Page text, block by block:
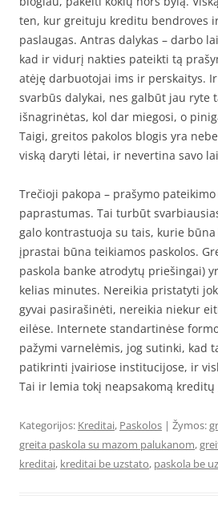
ten, kur greituju kreditu bendroves
paslaugas. Antras dalykas – darbo
kad ir vidurį nakties pateikti tą
atėję darbuotojai ims ir perskaitys.
svarbūs dalykai, nes galbūt jau ryte
išnagrinėtas, kol dar miegosi, o
Taigi, greitos pakolos blogis yra
viską daryti lėtai, ir nevertina savo
Trečioji pakopa – prašymo
paprastumas. Tai turbūt
galo kontrastuoja su tais, kurie
įprastai būna teikiamos paskolos.
paskola banke atrodytų priešingai)
kelias minutes. Nereikia pristatyti
gyvai pasirašinėti, nereikia niekur
eilėse. Internete standartinėse
pažymi varnelėmis, jog sutinki, kad
patikrinti įvairiose institucijose, ir
Tai ir lemia tokį neapsakomą kreditų
Kategorijos: Kreditai, Paskolos | Žymos:
greita paskola su mazom palukanom,
kreditai, kreditai be uzstato, paskola be